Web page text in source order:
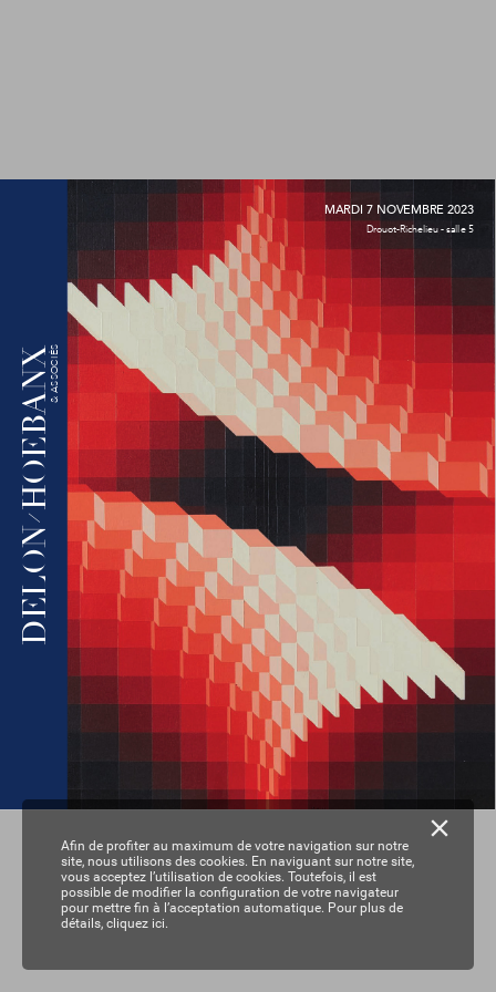
MARDI 7 NOVEMBRE 2023
Drouot-Richelieu - salle 5
D
ELON
/
  H
OEB
ANX & ASSOCIÉS
Afin de profiter au maximum de votre navigation sur notre
site, nous utilisons des cookies. En naviguant sur notre site,
vous acceptez l’utilisation de cookies. Toutefois, il est
possible de modifier la configuration de votre navigateur
pour mettre fin à l’acceptation automatique. Pour plus de
détails, cliquez ici.